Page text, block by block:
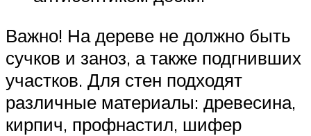
Важно! На дереве не должно быть
сучков и заноз, а также подгнивших
участков. Для стен подходят
различные материалы: древесина,
кирпич, профнастил, шифер